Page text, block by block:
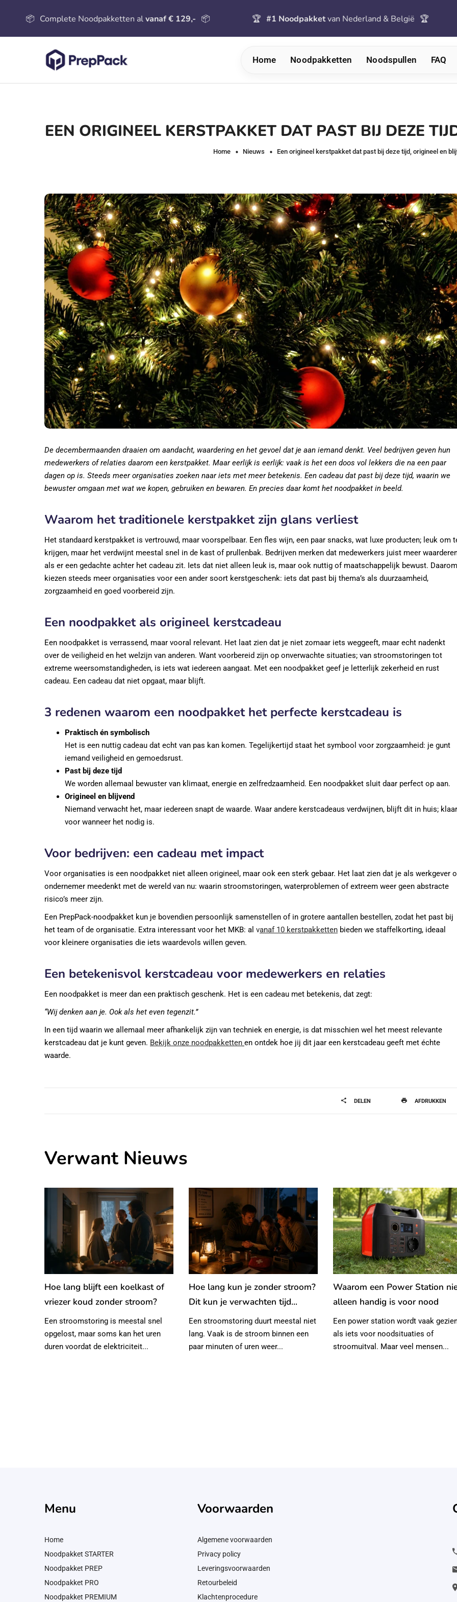
Complete Noodpakketten alvanaf € 129,- 📦 #1 Noodpakketvan Nederland & België 🏆
Home Noodpakketten Noodspullen FAQ
EEN ORIGINEEL KERSTPAKKET DAT PAST BIJ DEZE
Home Nieuws Een origineel kerstpakket dat past bij deze tijd, origineel en
De decembermaanden draaien om aandacht, waardering en het gevoel dat je aan iemand denkt. Veel bedrijven geven hun
medewerkers of relaties daarom een kerstpakket. Maar eerlijk is eerlijk: vaak is het een doos vol lekkers die na een paar
dagen op is. Steeds meer organisaties zoeken naar iets met meer betekenis. Een cadeau dat past bij deze tijd, waarin we
bewuster omgaan met wat we kopen, gebruiken en bewaren. En precies daar komt het noodpakket in beeld.
Waarom het traditionele kerstpakket zijn glans verliest
Het standaard kerstpakket is vertrouwd, maar voorspelbaar. Een fles wijn, een paar snacks, wat luxe producten; leuk om
krijgen, maar het verdwijnt meestal snel in de kast of prullenbak. Bedrijven merken dat medewerkers juist meer
als er een gedachte achter het cadeau zit. Iets dat niet alleen leuk is, maar ook nuttig of maatschappelijk bewust. Daarom
kiezen steeds meer organisaties voor een ander soort kerstgeschenk: iets dat past bij thema’s als duurzaamheid,
zorgzaamheid en goed voorbereid zijn.
Een noodpakket als origineel kerstcadeau
Een noodpakket is verrassend, maar vooral relevant. Het laat zien dat je niet zomaar iets weggeeft, maar echt nadenkt
over de veiligheid en het welzijn van anderen. Want voorbereid zijn op onverwachte situaties; van stroomstoringen tot
extreme weersomstandigheden, is iets wat iedereen aangaat. Met een noodpakket geef je letterlijk zekerheid en rust
cadeau. Een cadeau dat niet opgaat, maar blijft.
3 redenen waarom een noodpakket het perfecte kerstcadeau is
Praktisch én symbolisch
Het is een nuttig cadeau dat echt van pas kan komen. Tegelijkertijd staat het symbool voor zorgzaamheid: je gunt
iemand veiligheid en gemoedsrust.
Past bij deze tijd
We worden allemaal bewuster van klimaat, energie en zelfredzaamheid. Een noodpakket sluit daar perfect op aan.
Origineel en blijvend
Niemand verwacht het, maar iedereen snapt de waarde. Waar andere kerstcadeaus verdwijnen, blijft dit in huis; klaar
voor wanneer het nodig is.
Voor bedrijven: een cadeau met impact
Voor organisaties is een noodpakket niet alleen origineel, maar ook een sterk gebaar. Het laat zien dat je als werkgever
ondernemer meedenkt met de wereld van nu: waarin stroomstoringen, waterproblemen of extreem weer geen abstracte
risico’s meer zijn.
Een PrepPack-noodpakket kun je bovendien persoonlijk samenstellen of in grotere aantallen bestellen, zodat het past bij
het team of de organisatie. Extra interessant voor het MKB: al vanaf 10 kerstpakketten bieden we staffelkorting, ideaal
voor kleinere organisaties die iets waardevols willen geven.
Een betekenisvol kerstcadeau voor medewerkers en relaties
Een noodpakket is meer dan een praktisch geschenk. Het is een cadeau met betekenis, dat zegt:
“Wij denken aan je. Ook als het even tegenzit.”
In een tijd waarin we allemaal meer afhankelijk zijn van techniek en energie, is dat misschien wel het meest relevante
kerstcadeau dat je kunt geven. Bekijk onze noodpakketten en ontdek hoe jij dit jaar een kerstcadeau geeft met échte
waarde.
DELEN AFDRUKKEN
Verwant Nieuws
Hoe lang blijft een koelkast of
vriezer koud zonder stroom?
Een stroomstoring is meestal snel
opgelost, maar soms kan het uren
duren voordat de elektriciteit...
Hoe lang kun je zonder stroom?
Dit kun je verwachten tijd...
Een stroomstoring duurt meestal niet
lang. Vaak is de stroom binnen een
paar minuten of uren weer...
Waarom een Power Station
alleen handig is voor nood
Een power station wordt vaak
als iets voor noodsituaties of
stroomuitval. Maar veel mensen...
Menu
Home
Noodpakket STARTER
Noodpakket PREP
Noodpakket PRO
Noodpakket PREMIUM
Voorwaarden
Algemene voorwaarden
Privacy policy
Leveringsvoorwaarden
Retourbeleid
Klachtenprocedure